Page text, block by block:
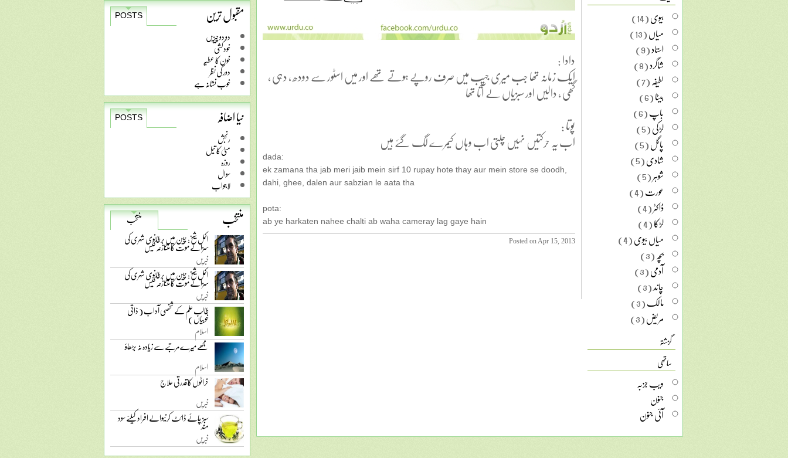
مقبول ترین
POSTS
دو دو چیزیں
خودکشی
خون کا عطیہ
دور کی نظر
خوب نشانہ ہے
نیا اضافہ
POSTS
رنجش
مٹی کا تیل
روزہ
سوال
لاجواب
منتخب
منتخب
اکمل شیخ: چین میں برطانوی شہری کی
سزائے موت کا متنازعہ کیس
خبریں
اکمل شیخ: چین میں برطانوی شہری کی
سزائے موت کا متنازعہ کیس
خبریں
طالب علم کے شخصی آداب ( ذاتی
خوبیاں )
اسلام
مجھے میرے مرتبے سے زیادہ نہ بڑھاؤ
اسلام
خراٹوں کا قدرتی علاج
خبریں
سبز چائے ڈائٹ کرنیوالے افراد کیلئے سود
مند
خبریں
دادا :
ایک زمانہ تھا جب میری جیب میں صرف روپے ہوتے تھے اور میں اسٹور سے دودھ ، دہی ،
گھی ، دالیں اور سبزیاں لے آتا تھا
پوتا :
اب یہ حرکتیں نہیں چلتی اب وہاں کیمرے لگ گئے ہیں
dada:
ek zamana tha jab meri jaib mein sirf 10 rupay hote thay aur mein store se doodh,
dahi, ghee, dalen aur sabzian le aata tha
pota:
ab ye harkaten nahee chalti ab waha cameray lag gaye hain
Posted on Apr 15, 2013
بیوی(14)
میاں(13)
استاد(9)
شاگرد(8)
لطیفہ(7)
بیٹا(6)
باپ(6)
لڑکی(5)
پاگل(5)
شادی(5)
شوہر(5)
عورت(4)
ڈاکٹر(4)
لڑکا(4)
میاں بیوی(4)
بچہ(3)
آدمی(3)
چاند(3)
مالک(3)
مریض(3)
گزشتہ
ساتھی
ویب جزبہ
جنون
آئی جنون